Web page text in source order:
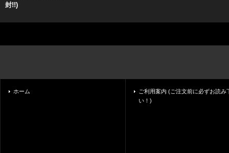
封!!)
ホーム
ご利用案内 (ご注文前に必ずお読み
い！)